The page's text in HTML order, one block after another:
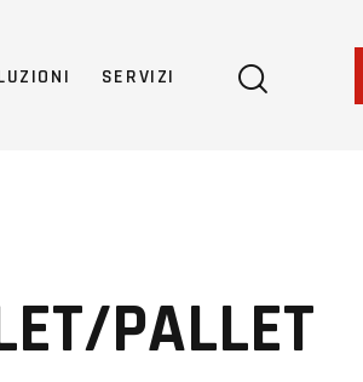
SERVIZI
PALLET